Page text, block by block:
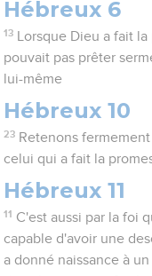
Hébreux 6
13
Lorsque Dieu a fait
pouvait pas prêter
lui-même
Hébreux 10
23 Retenons
celui qui a fait la
Hébreux 11
11 C'est aussi par la foi
capable d'avoir une
a donné naissance à